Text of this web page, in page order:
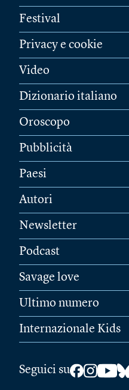
Festival
Privacy e cookie
Video
Dizionario italiano
Oroscopo
Pubblicità
Paesi
Autori
Newsletter
Podcast
Savage love
Ultimo numero
Internazionale Kids
Seguici su